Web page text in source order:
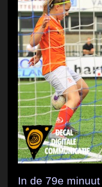
In de 79e